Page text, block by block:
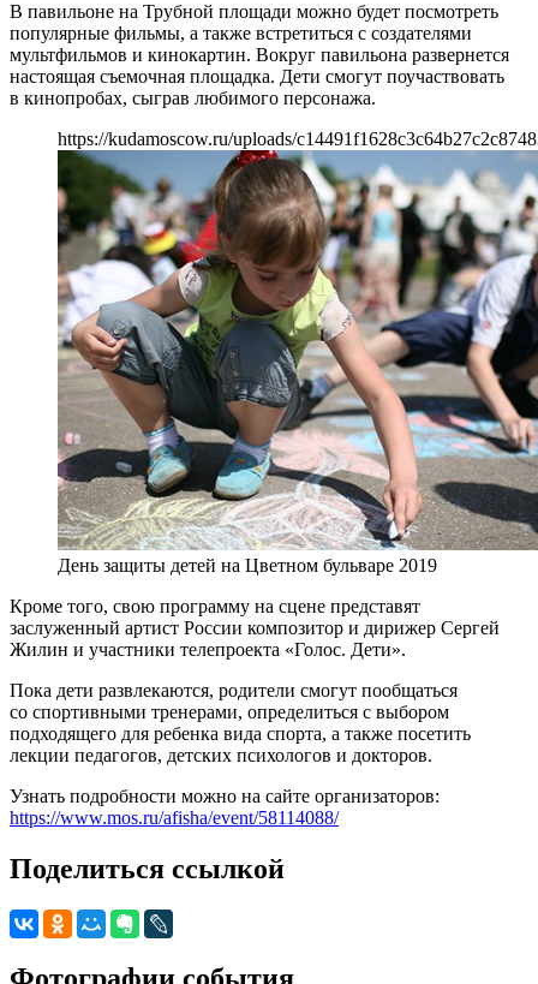
В павильоне на Трубной площади можно будет посмотреть
популярные фильмы, а также встретиться с создателями
мультфильмов и кинокартин. Вокруг павильона развернется
настоящая съемочная площадка. Дети смогут поучаствовать
в кинопробах, сыграв любимого персонажа.
https://kudamoscow.ru/uploads/
День защиты детей на Цветном бульваре 2019
Кроме того, свою программу на сцене представят
заслуженный артист России композитор и дирижер Сергей
Жилин и участники телепроекта «Голос. Дети».
Пока дети развлекаются, родители смогут пообщаться
со спортивными тренерами, определиться с выбором
подходящего для ребенка вида спорта, а также посетить
лекции педагогов, детских психологов и докторов.
Узнать подробности можно на сайте организаторов:
https://www.mos.ru/afisha/event/58114088/
Поделиться ссылкой